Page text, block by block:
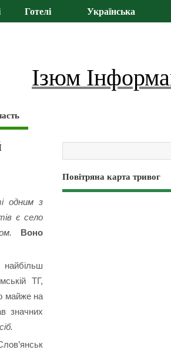
Готелі Українська
Ізюм
одним з
є село
Воно
ТГ,
майже на
значних
Повітряна карта тривог